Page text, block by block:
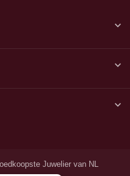
Juwelier van NL